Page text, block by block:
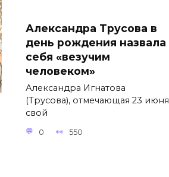
Александра Трусова в
день рождения назвала
себя «везучим
человеком»
Александра Игнатова
(Трусова), отмечающая 23 июня
свой
0 550